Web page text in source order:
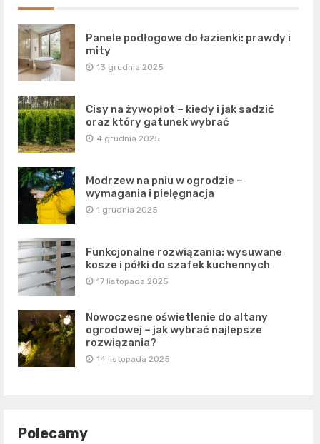
Panele podłogowe do łazienki: prawdy i
mity
13 grudnia 2025
Cisy na żywopłot – kiedy i jak sadzić
oraz który gatunek wybrać
4 grudnia 2025
Modrzew na pniu w ogrodzie –
wymagania i pielęgnacja
1 grudnia 2025
Funkcjonalne rozwiązania: wysuwane
kosze i półki do szafek kuchennych
17 listopada 2025
Nowoczesne oświetlenie do altany
ogrodowej – jak wybrać najlepsze
rozwiązania?
14 listopada 2025
Polecamy